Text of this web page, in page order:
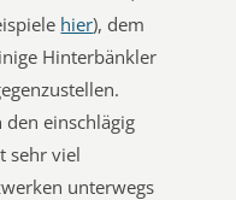
hier), dem
Hinterbänkler
einschlägig
sehr viel
unterwegs